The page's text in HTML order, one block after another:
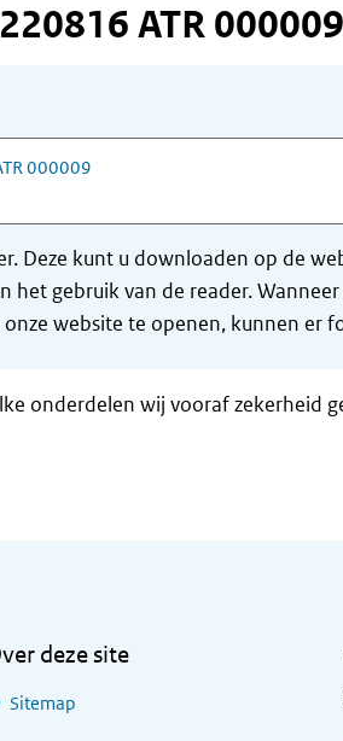
ATR 000009
000009
Deze kunt u downloaden op de
gebruik van de reader.
website te openen, kunnen er
onderdelen wij vooraf zekerheid
deze site
Sitemap